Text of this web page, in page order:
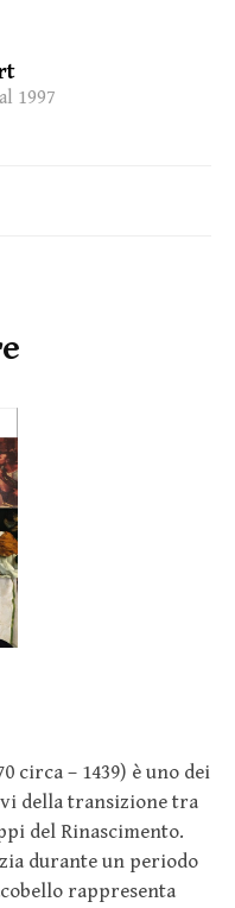
1997
circa – 1439) è uno dei
della transizione tra
del Rinascimento.
durante un periodo
rappresenta